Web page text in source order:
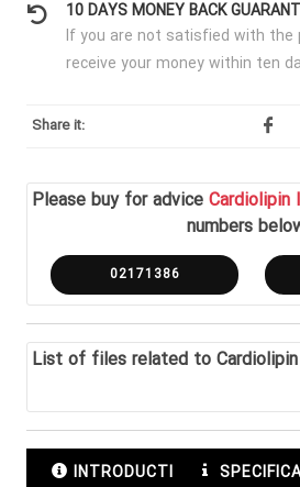
10 DAYS MONEY BACK
If you are not satisfied with the
receive your money within ten
Share it:
Please buy for advice
numbers
02171386
List of files related to
INTRODUCTION